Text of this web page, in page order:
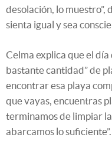
desolación, lo muestro”,
sienta igual y sea
Celma explica que el
bastante cantidad” de
encontrar esa playa
que vayas, encuentras
terminamos de limpiar
abarcamos lo suficiente”.